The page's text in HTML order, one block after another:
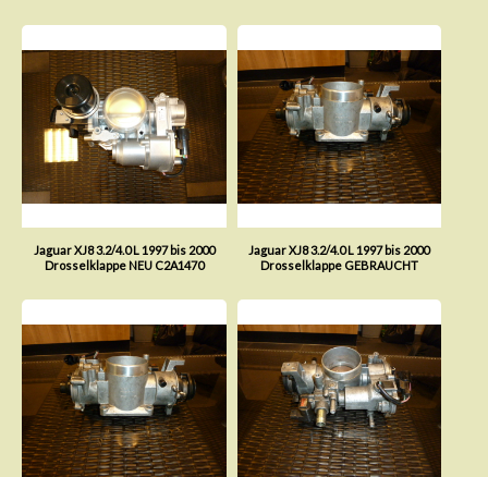
Jaguar XJ8 3.2/4.0 L 1997 bis 2000
Drosselklappe NEU C2A1470
Jaguar XJ8 3.2/4.0 L 1997 bis 2000
Drosselklappe GEBRAUCHT